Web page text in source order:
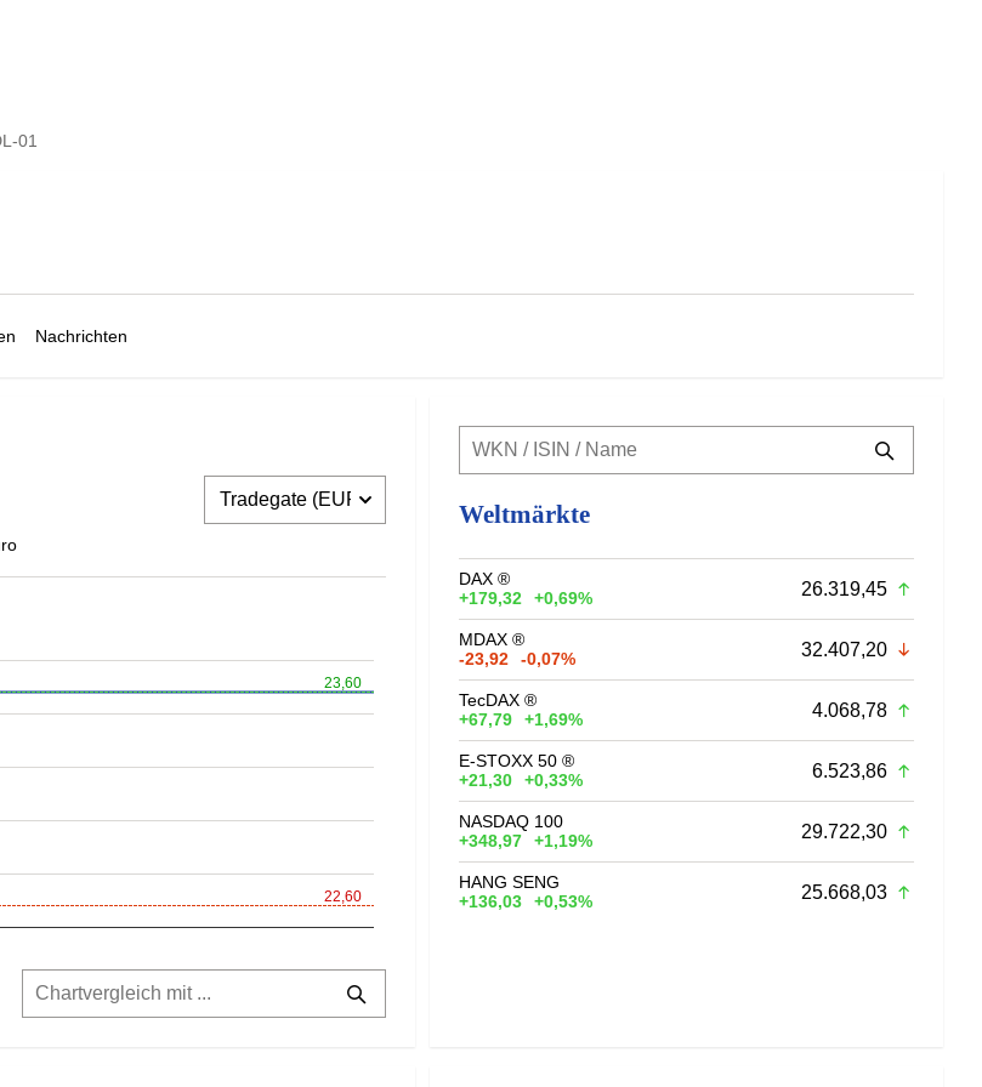
01
Nachrichten
23,60
22,60
Weltmärkte
DAX ®
+179,32
+0,69% 26.319,45
MDAX ®
-23,92
-0,07% 32.407,20
TecDAX ®
+67,79
+1,69% 4.068,78
E-STOXX 50 ®
+21,30
+0,33% 6.523,86
NASDAQ 100
+348,97
+1,19% 29.722,30
HANG SENG
+136,03
+0,53% 25.668,03